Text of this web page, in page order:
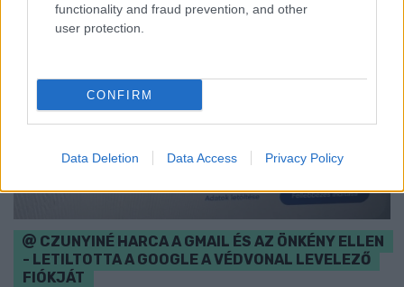
functionality and fraud prevention, and other
user protection.
CONFIRM
Data Deletion Data Access Privacy Policy
CZUNYINÉ HARCA A GMAIL ÉS AZ ÖNKÉNY ELLEN
- LETILTOTTA A GOOGLE A VÉDVONAL LEVELEZŐ
FIÓKJÁT